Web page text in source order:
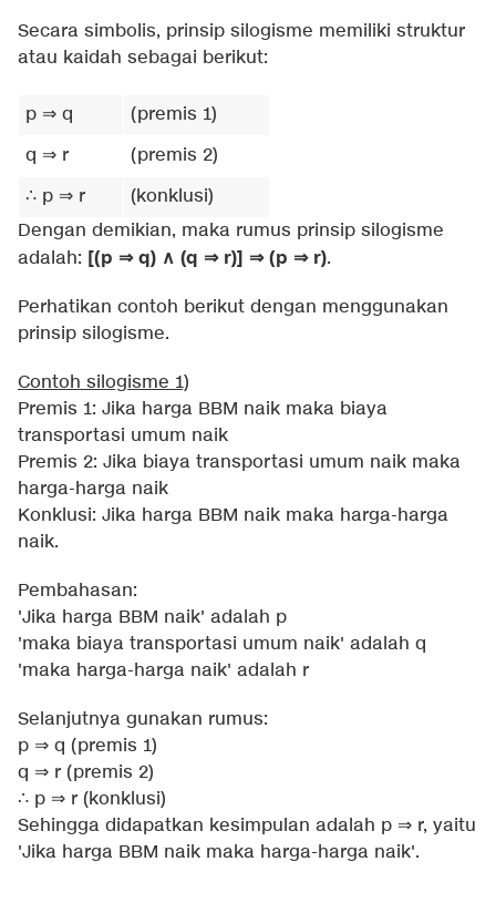
Secara simbolis, prinsip silogisme memiliki struktur
atau kaidah sebagai berikut:
p ⇒ q
(premis 1)
q ⇒ r
(premis 2)
∴ p ⇒ r
(konklusi)
Dengan demikian, maka rumus prinsip silogisme
adalah: [(p ⇒ q) ∧ (q ⇒ r)] ⇒ (p ⇒ r).
Perhatikan contoh berikut dengan menggunakan
prinsip silogisme.
Contoh silogisme 1)
Premis 1: Jika harga BBM naik maka biaya
transportasi umum naik
Premis 2: Jika biaya transportasi umum naik maka
harga-harga naik
Konklusi: Jika harga BBM naik maka harga-harga
naik.
Pembahasan:
'Jika harga BBM naik' adalah p
'maka biaya transportasi umum naik' adalah q
'maka harga-harga naik' adalah r
Selanjutnya gunakan rumus:
p ⇒ q (premis 1)
q ⇒ r (premis 2)
∴ p ⇒ r (konklusi)
Sehingga didapatkan kesimpulan adalah p ⇒ r, yaitu
'Jika harga BBM naik maka harga-harga naik'.